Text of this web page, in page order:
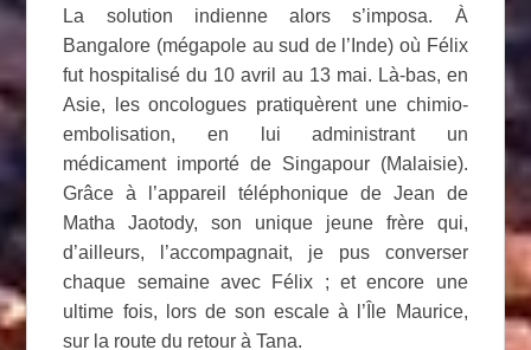
La solution indienne alors s’imposa. À
Bangalore (mégapole au sud de l’Inde) où Félix
fut hospitalisé du 10 avril au 13 mai. Là-bas, en
Asie, les oncologues pratiquèrent une chimio-
embolisation, en lui administrant un
médicament importé de Singapour (Malaisie).
Grâce à l’appareil téléphonique de Jean de
Matha Jaotody, son unique jeune frère qui,
d’ailleurs, l’accompagnait, je pus converser
chaque semaine avec Félix ; et encore une
ultime fois, lors de son escale à l’Île Maurice,
sur la route du retour à Tana.